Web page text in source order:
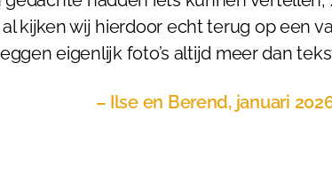
kijken wij hierdoor echt terug op een
eigenlijk foto’s altijd meer dan
– Ilse en Berend, januari